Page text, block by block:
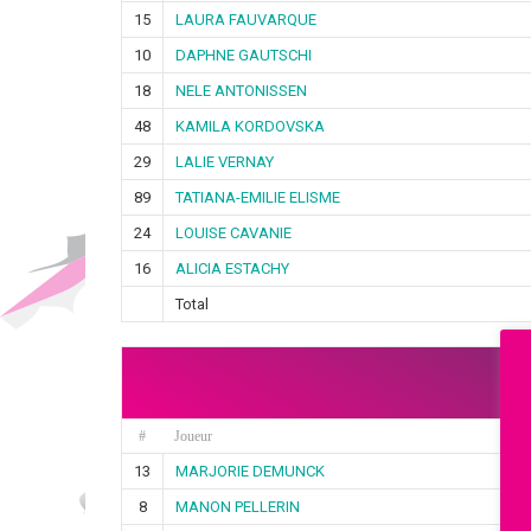
15
LAURA FAUVARQUE
10
DAPHNE GAUTSCHI
18
NELE ANTONISSEN
48
KAMILA KORDOVSKA
29
LALIE VERNAY
89
TATIANA-EMILIE ELISME
24
LOUISE CAVANIE
16
ALICIA ESTACHY
Total
# Joueur
13 MARJORIE DEMUNCK
8
MANON PELLERIN